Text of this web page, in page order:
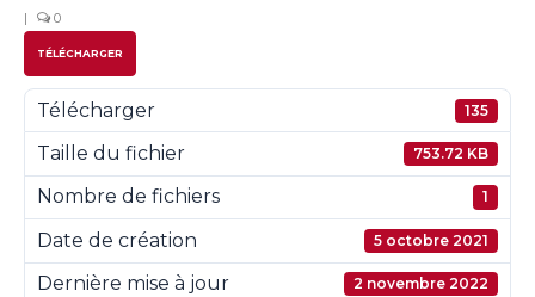
| 0
TÉLÉCHARGER
Télécharger 135
Taille du fichier 753.72 KB
Nombre de fichiers 1
Date de création 5 octobre 2021
Dernière mise à jour 2 novembre 2022